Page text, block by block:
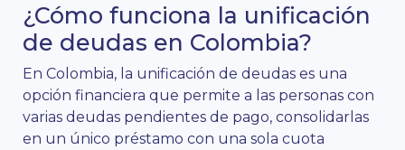
¿Cómo funciona la unificación
de deudas en Colombia?
En Colombia, la unificación de deudas es una
opción financiera que permite a las personas con
varias deudas pendientes de pago, consolidarlas
en un único préstamo con una sola cuota